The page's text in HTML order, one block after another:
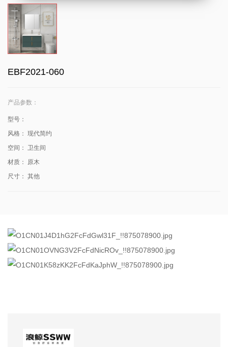
EBF2021-060
产品参数：
型号：
风格： 现代简约
空间： 卫生间
材质： 原木
尺寸： 其他